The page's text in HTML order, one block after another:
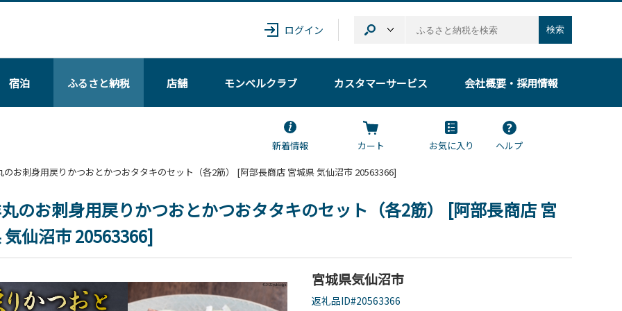
ログイン 検索
宿泊 ふるさと納税 店舗 モンベルクラブ カスタマーサービス 会社概要・採用情報
新着情報 カート お気に入り
ヘルプ
のお刺身用戻りかつおとかつおタタキのセット（各2筋） [阿部長商店 宮城県 気仙沼市 20563366]
のお刺身用戻りかつおとかつおタタキのセット（各2筋） [阿部長商店 宮
気仙沼市 20563366]
宮城県気仙沼市
返礼品ID#20563366